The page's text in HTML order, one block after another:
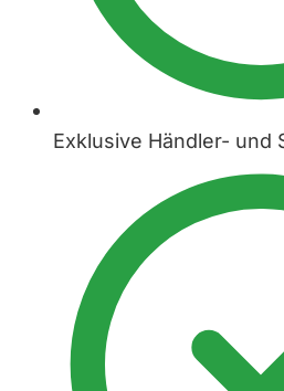
Exklusive Händler- und